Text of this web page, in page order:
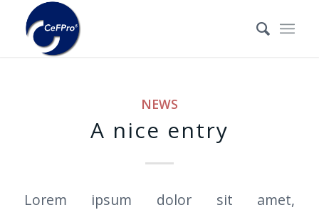
NEWS
A nice entry
Lorem ipsum dolor sit amet,